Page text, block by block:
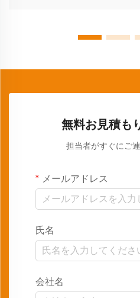
無料お見積も
担当者がすぐにご
メールアドレス
氏名
会社名